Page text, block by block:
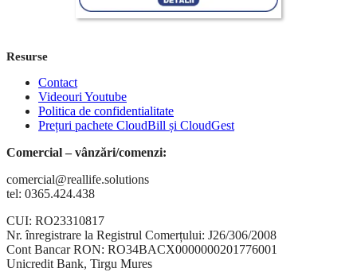
Resurse
Contact
Videouri Youtube
Politica de confidentialitate
Prețuri pachete CloudBill și CloudGest
Comercial – vânzări/comenzi:
comercial@reallife.solutions
tel: 0365.424.438
CUI: RO23310817
Nr. înregistrare la Registrul Comerțului: J26/306/2008
Cont Bancar RON: RO34BACX0000000201776001
Unicredit Bank, Tirgu Mures